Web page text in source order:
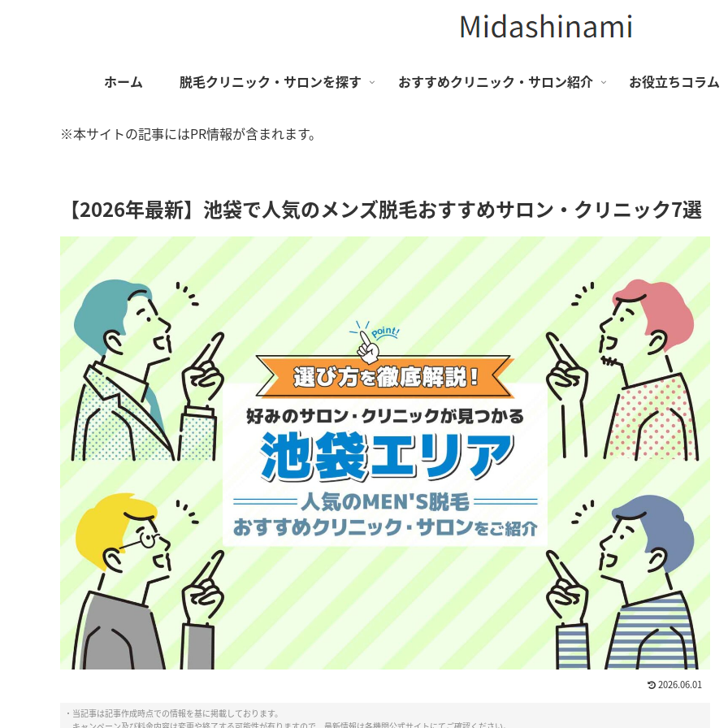
ホーム 脱毛クリニック・サロンを探す おすすめクリニック・サロン紹介 お役立ちコラム
※本サイトの記事にはPR情報が含まれます。
【2026年最新】池袋で人気のメンズ脱毛おすすめサロン・クリニック7選
2026.06.01
・当記事は記事作成時点での情報を基に掲載しております。